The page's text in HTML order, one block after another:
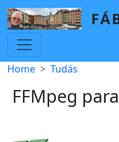
Skip to main content
Breadcrumb
Home Tudás
FFMpeg